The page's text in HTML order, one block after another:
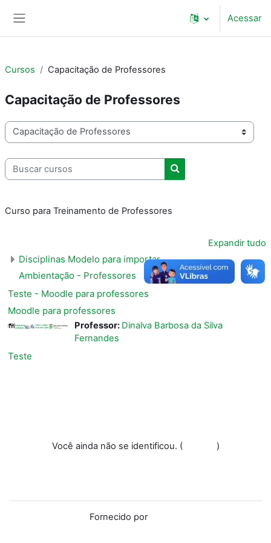
Acessar
Cursos Capacitação de Professores
Capacitação de Professores
Categorias de Cursos
Buscar cursos
Buscar cursos
Curso para Treinamento de Professores
Expandir tudo
Disciplinas Modelo para importar
Ambientação - Professores
Teste - Moodle para professores
Moodle para professores
Professor: Dinalva Barbosa da Silva
Fernandes
Teste
Você ainda não se identificou. (Acessar )
Fornecido por